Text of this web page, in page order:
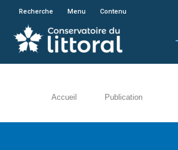
En poursuivant
Recherche Menu Contenu
Accueil Publication